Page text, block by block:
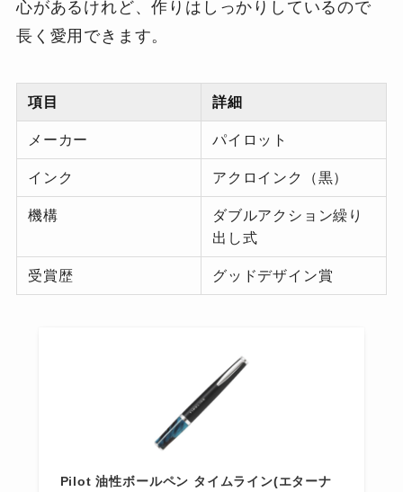
心があるけれど、作りはしっかりしているので
長く愛用できます。
項目 詳細
メーカー パイロット
インク アクロインク（黒）
機構
ダブルアクション繰り
出し式
受賞歴 グッドデザイン賞
Pilot 油性ボールペン タイムライン(エターナ